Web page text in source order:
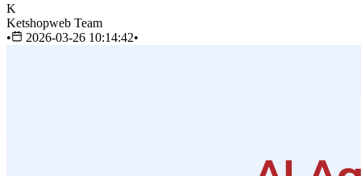
K
Ketshopweb Team
•
2026-03-26 10:14:42•